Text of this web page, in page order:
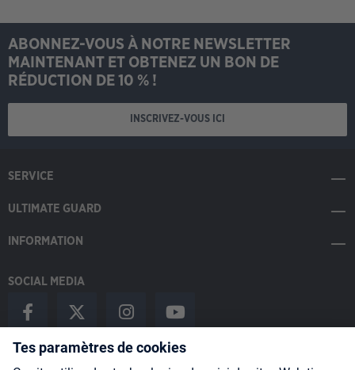
ABONNEZ-VOUS À NOTRE NEWSLETTER
MAINTENANT ET OBTENEZ UN BON DE
RÉDUCTION DE 10 % !
INSCRIVEZ-VOUS ICI
SERVICE
ULTIMATE GUARD
INFORMATION
SOCIAL MEDIA
Payment Methods